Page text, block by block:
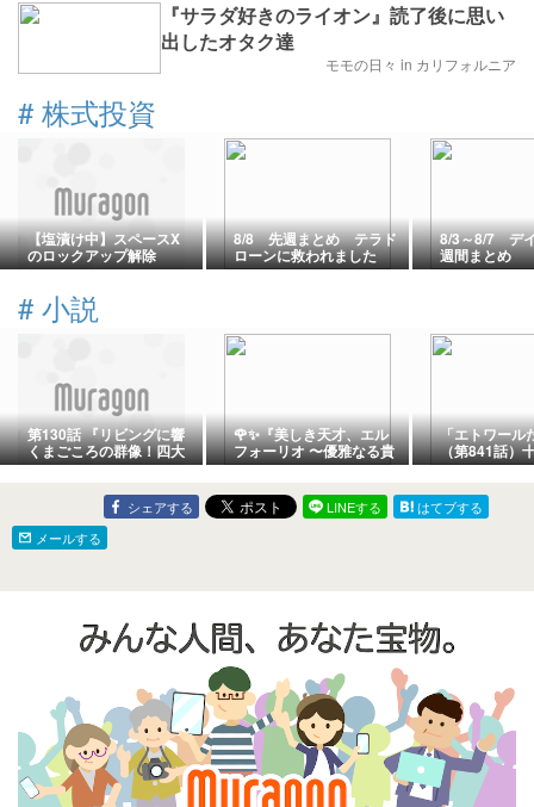
『サラダ好きのライオン』読了後に思い
出したオタク達
モモの日々 in カリフォルニア
# 株式投資
【塩漬け中】スペースX
のロックアップ解除
8/8 先週まとめ テラド
ローンに救われました
8/3～8/7 デ
週間まとめ
# 小説
第130話 『リビングに響
くまごころの群像！四大
夏祭りの軌跡を振り返る
夜と両大帝へ捧ぐ新開発
エナジーの方程式』
​🌹✨『美しき天才、エル
フォーリオ 〜優雅なる貴
公子〜』✨👑​🎩 第14話
「エトワール
（第841話）
分 場当たり
シェアする LINEする
はてブする
メールする